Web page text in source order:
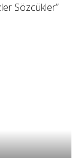
Sözcükler”